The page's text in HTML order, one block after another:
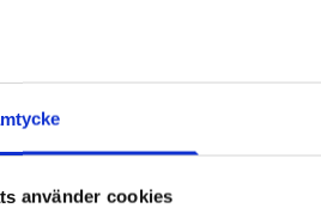
använder cookies